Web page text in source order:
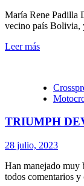
María Rene Padilla
vecino país Bolivia,
Leer más
TRIUMPH
28 julio, 2023
Han manejado muy
todos comentarios y